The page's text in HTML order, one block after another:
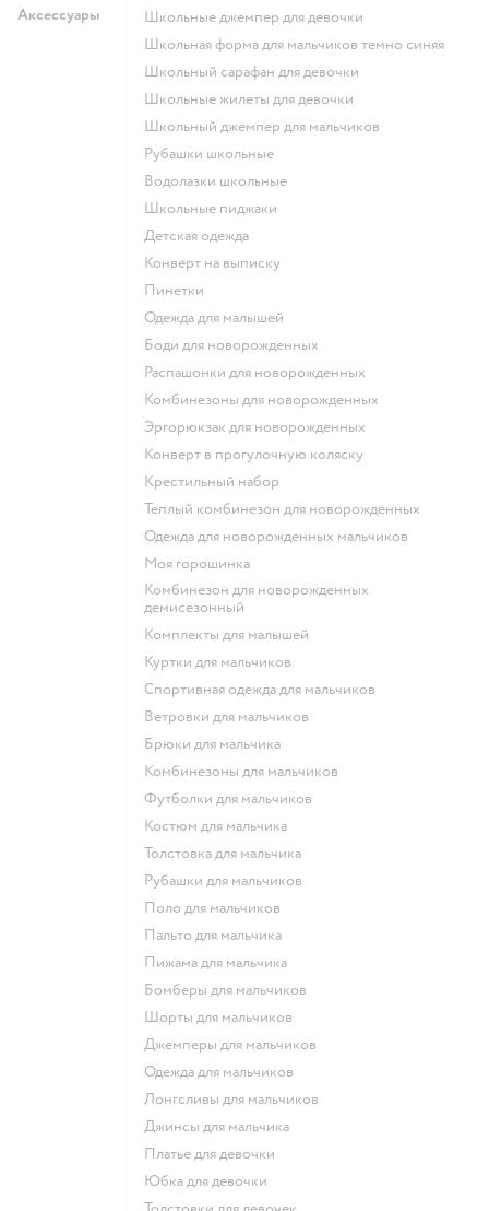
Аксессуары
Школьные джемпер для девочки
Школьная форма для мальчиков темно синяя
Школьный сарафан для девочки
Школьные жилеты для девочки
Школьный джемпер для мальчиков
Рубашки школьные
Водолазки школьные
Школьные пиджаки
Детская одежда
Конверт на выписку
Пинетки
Одежда для малышей
Боди для новорожденных
Распашонки для новорожденных
Комбинезоны для новорожденных
Эргорюкзак для новорожденных
Конверт в прогулочную коляску
Крестильный набор
Теплый комбинезон для новорожденных
Одежда для новорожденных мальчиков
Моя горошинка
Комбинезон для новорожденных
демисезонный
Комплекты для малышей
Куртки для мальчиков
Спортивная одежда для мальчиков
Ветровки для мальчиков
Брюки для мальчика
Комбинезоны для мальчиков
Футболки для мальчиков
Костюм для мальчика
Толстовка для мальчика
Рубашки для мальчиков
Поло для мальчиков
Пальто для мальчика
Пижама для мальчика
Бомберы для мальчиков
Шорты для мальчиков
Джемперы для мальчиков
Одежда для мальчиков
Лонгсливы для мальчиков
Джинсы для мальчика
Платье для девочки
Юбка для девочки